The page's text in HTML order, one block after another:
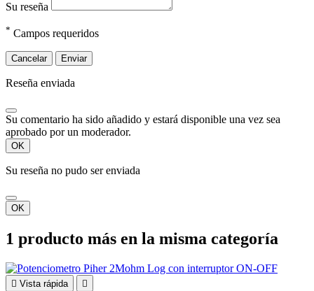
Su reseña
* Campos requeridos
Cancelar Enviar
Reseña enviada
Su comentario ha sido añadido y estará disponible una vez sea
aprobado por un moderador.
OK
Su reseña no pudo ser enviada
OK
1 producto más en la misma categoría
 Vista rápida 